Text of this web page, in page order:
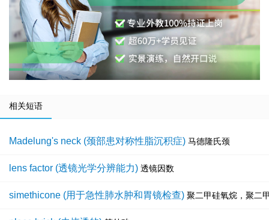
相关短语
Madelung's neck (颈部患对称性脂沉积症) 马德隆氏颈
lens factor (透镜光学分辨能力) 透镜因数
simethicone (用于急性肺水肿和胃镜检查) 聚二甲硅氧烷，聚二